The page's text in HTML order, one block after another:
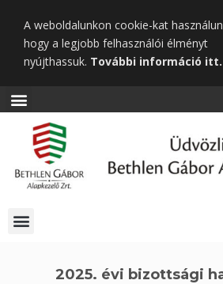
tartalomra
A weboldalunkon cookie-kat
hogy a legjobb felhasználói élményt
nyújthassuk. További információ itt.
2025. évi bizottsági